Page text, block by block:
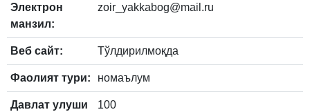
Электрон
манзил:
zoir_yakkabog@mail.ru
Веб сайт: Тўлдирилмоқда
Фаолият тури: номаълум
Давлат улуши 100